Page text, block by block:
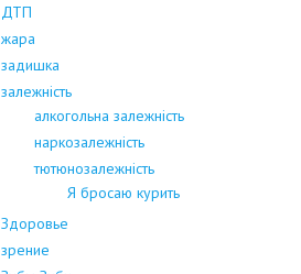
ДТП
жара
задишка
залежність
алкогольна залежність
наркозалежність
тютюнозалежність
Я бросаю курить
Здоровье
зрение